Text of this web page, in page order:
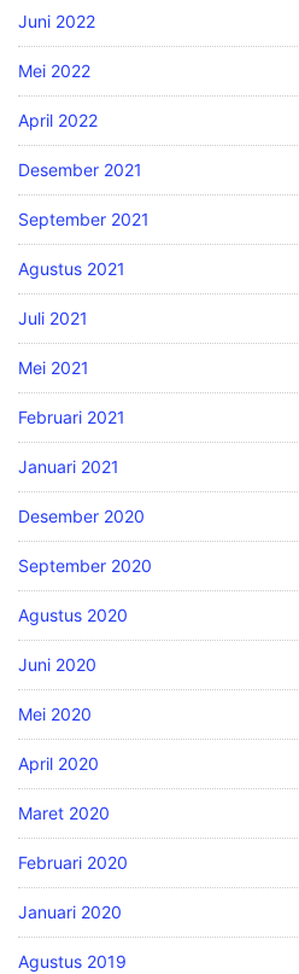
Juni 2022
Mei 2022
April 2022
Desember 2021
September 2021
Agustus 2021
Juli 2021
Mei 2021
Februari 2021
Januari 2021
Desember 2020
September 2020
Agustus 2020
Juni 2020
Mei 2020
April 2020
Maret 2020
Februari 2020
Januari 2020
Agustus 2019